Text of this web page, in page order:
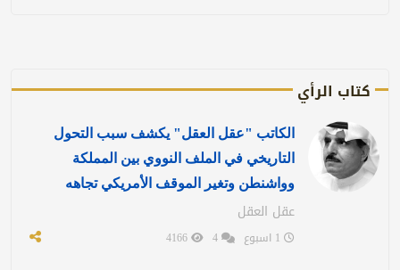
كتاب الرأي
الكاتب "عقل العقل" يكشف سبب التحول
التاريخي في الملف النووي بين المملكة
وواشنطن وتغير الموقف الأمريكي تجاهه
عقل العقل